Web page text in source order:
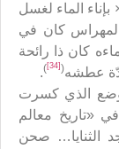
الماء لغسل
كان في
كان ذا رائحة
عطشه(
[34]
)
.
الذي كسرت
«تاريخ معالم
الثنايا… صحن